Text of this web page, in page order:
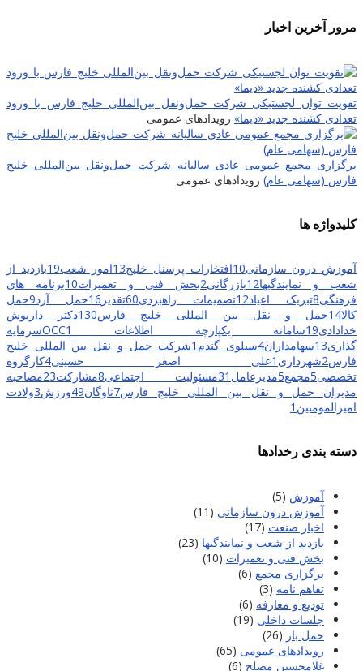
مرور آخرین اخبار
تقویت توان لجستیکی شرکت حمل‌ونقل بین‌المللی خلیج فارس با ورود
تعدادی کشنده جدید «دیما» رویدادهای عمومی
برگزاری مجمع عمومی عادی سالیانه شرکت حمل‌ونقل بین‌المللی خلیج
فارس (سهامی عام) رویدادهای عمومی
کلیدواژه ها
آموزش درون سازمانی10افتخارات پرسنل خلیج13امور شعب19بازدید از
شعب و نمایندگیها12بازرگانی2بخش فنی و تعمیرات10برنامه های
فرهنگی8تبریک اعیاد12تصمیمات راهبردی60تقدیر 16حمل آرد9حمل
کالا14حمل و نقل بین المللی خلیج فارس130دکتر داریوش
خدادادی19سامانه یکپارچه اطلاعات OCC 1
سرمایه
گذاری13سهامداران4سیلوی گندم 1شرکت حمل و نقل بین المللی خلیج
فارس2شهرداری 1علی اصغر حسینی4کارگروه
تخصصی5مجمع5مدیرعامل 31مسئولیت اجتماعی8مشارکت23مصاحبه
مدیران حمل و نقل بین المللی خلیج فارس7ناوگان49ورزش3ولادت
امیرالمومنین 1
دسته بندی رخدادها
آموزش (5)
آموزش درون سازمانی (11)
اخبار صنعت (17)
بازدید از شعب و نمایندگیها (23)
بخش فنی و تعمیرات (10)
برگزاری مجمع (6)
تفاهم نامه (3)
تودیع و معارفه (6)
جلسات داخلی (19)
حمل بار (26)
رویدادهای عمومی (65)
غلامحسین مصلح (6)